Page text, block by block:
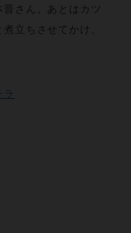
さん。あとはカツ
立ちさせてかけ、
ラ